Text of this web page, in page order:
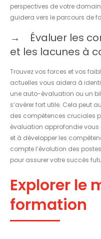
perspectives de votre
guidera vers le parcours de
Évaluer les
et les lacunes à
Trouvez vos forces et vos
actuelles vous aidera à
une auto-évaluation ou un
s’avérer fort utile. Cela peut
des compétences cruciales
évaluation approfondie
et à développer les
compte l’évolution des
pour assurer votre succès
Explorer le
formation